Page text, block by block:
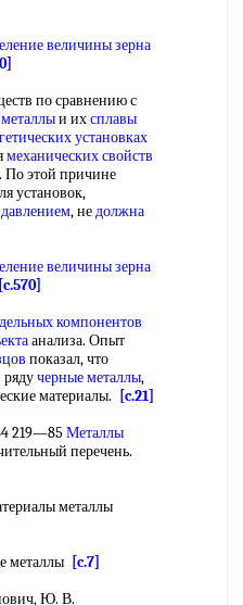
величины зерна
по сравнению с
и ихсплавы
установках
механических свойств
. По этой причине
установок,
, недолжна
величины зерна
[c.570]
компонентов
анализа. Опыт
показал, что
рядучерные металлы,
материалы.
[c.21]
219—85 Металлы
перечень.
металлы
[c.7]
Ю. В.